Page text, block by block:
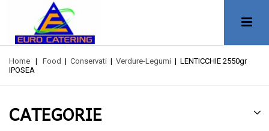
Home | Food | Conservati | Verdure-Legumi | LENTICCHIE 2550gr
IPOSEA
CATEGORIE